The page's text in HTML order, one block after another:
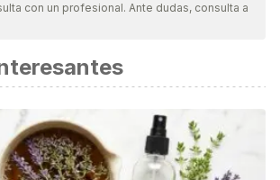
La bibliografía de este artículo fue
¿El factor de riesgo cardiovascular del
(n.d.). Retrieved December 14, 2020,
scielo.php?
71992001000400010
con un profesional. Ante dudas, consulta a